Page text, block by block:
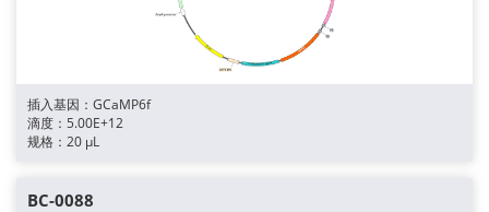
插入基因：GCaMP6f
滴度：5.00E+12
规格：20 μL
BC-0088